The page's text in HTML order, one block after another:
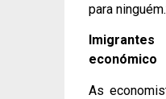
para
económico
As